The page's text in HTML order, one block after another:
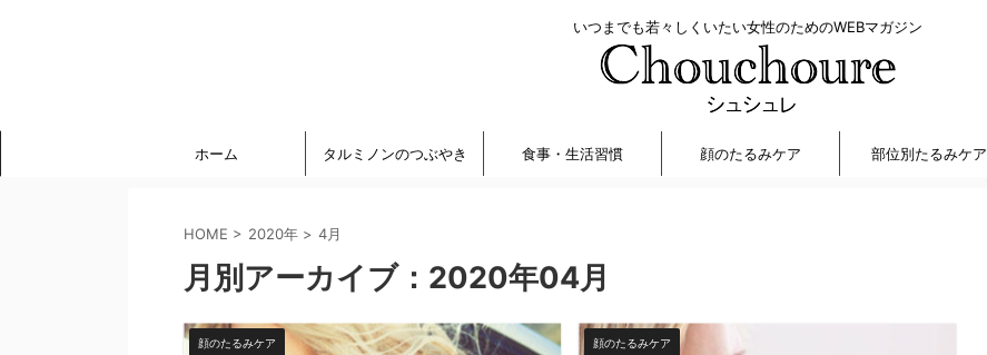
いつまでも若々しくいたい女性のためのWEBマガジン
ホーム タルミノンのつぶやき 食事・生活習慣 顔のたるみケア 部位別たるみケア
HOME > 2020年 > 4月
月別アーカイブ：2020年04月
顔のたるみケア 顔のたるみケア